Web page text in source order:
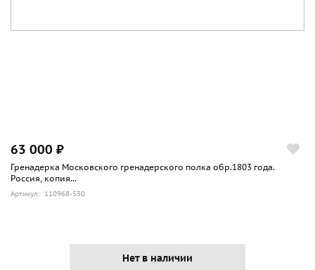
63 000 ₽
Гренадерка Московского гренадерского полка обр.1803 года.
Россия, копия...
Артикул: 110968-530
Нет в наличии